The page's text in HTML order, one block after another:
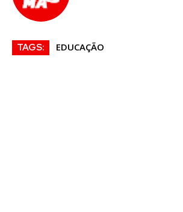
TAGS: EDUCAÇÃO